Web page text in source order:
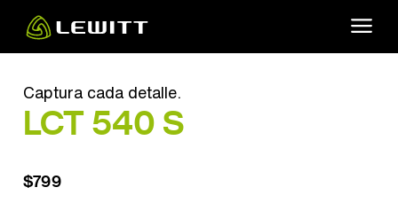
main
Captura cada detalle.
LCT 540 S
$799